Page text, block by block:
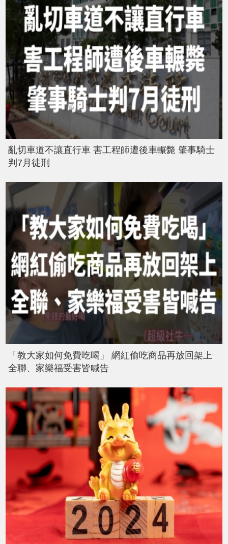
亂切車道不讓直行車 害工程師遭後車輾斃 肇事騎士
判7月徒刑
「教大家如何免費吃喝」 網紅偷吃商品再放回架上
全聯、家樂福受害皆喊告